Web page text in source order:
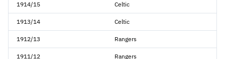
1914/15 Celtic
1913/14 Celtic
1912/13 Rangers
1911/12 Rangers